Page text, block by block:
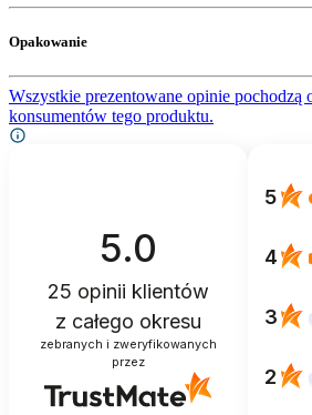
Opakowanie
Wszystkie prezentowane opinie pochodzą
konsumentów tego produktu.
5.0
25 opinii klientów
z całego okresu
zebranych i zweryfikowanych
przez
5
4
3
2